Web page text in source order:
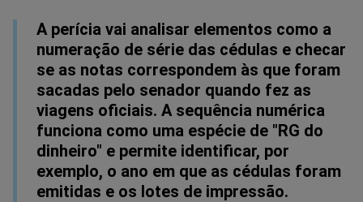
A perícia vai analisar elementos como a
numeração de série das cédulas e checar
se as notas correspondem às que foram
sacadas pelo senador quando fez as
viagens oficiais. A sequência numérica
funciona como uma espécie de "RG do
dinheiro" e permite identificar, por
exemplo, o ano em que as cédulas foram
emitidas e os lotes de impressão.